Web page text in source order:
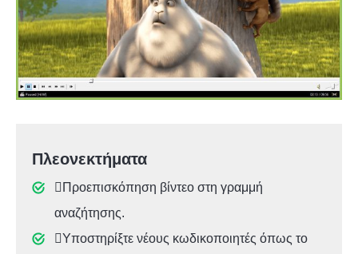
Πλεονεκτήματα
Προεπισκόπηση βίντεο στη γραμμή
αναζήτησης.
Υποστηρίξτε νέους κωδικοποιητές όπως το